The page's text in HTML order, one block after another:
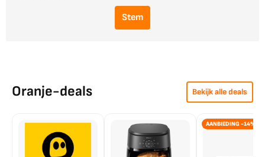
Stem
Oranje-deals Bekijk alle deals
AANBIEDING -14%